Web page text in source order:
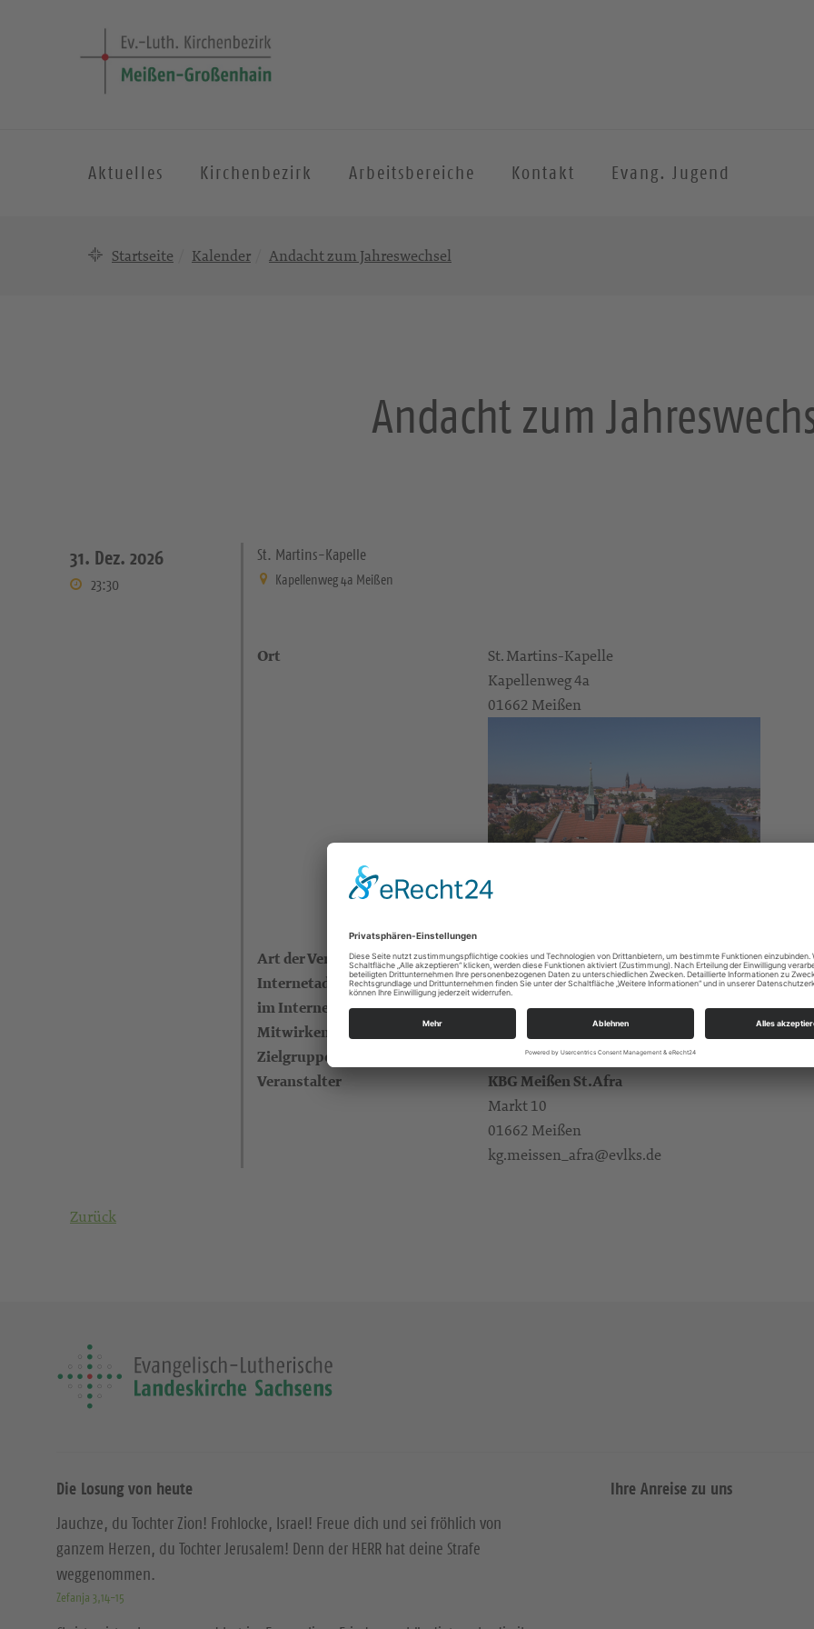
Aktuelles Kirchenbezirk Arbeitsbereiche Kontakt Evang. Jugend
Startseite Kalender Andacht zum Jahreswechsel
Andacht zum
31. Dez. 2026
23:30
St. Martins-Kapelle
Kapellenweg 4a Meißen
Ort
St. Martins-Kapelle
Kapellenweg 4a
01662 Meißen
Art der Veranstaltung Gottesdienste
Internetadresse (eigene Infos
im Internet)
https://landing.churchdesk.com/de/e/
Mitwirkende Pfr. Dr. Weise
Zielgruppe Alle Zielgruppen
Veranstalter KBG Meißen St.Afra
Markt 10
01662 Meißen
kg.meissen_afra@evlks.de
Zurück
Die Losung von heute
Jauchze, du Tochter Zion! Frohlocke, Israel! Freue dich und sei fröhlich von
ganzem Herzen, du Tochter Jerusalem! Denn der HERR hat deine Strafe
weggenommen.
Zefanja 3,14-15
Ihre Anreise zu uns